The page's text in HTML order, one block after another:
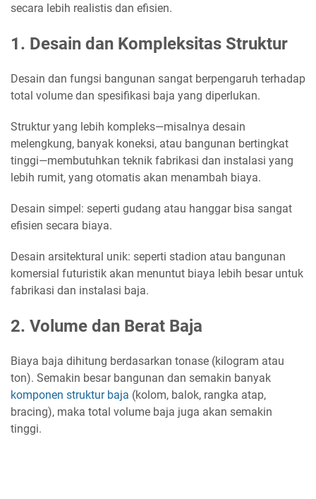
secara lebih realistis dan efisien.
1. Desain dan Kompleksitas Struktur
Desain dan fungsi bangunan sangat berpengaruh terhadap
total volume dan spesifikasi baja yang diperlukan.
Struktur yang lebih kompleks—misalnya desain
melengkung, banyak koneksi, atau bangunan bertingkat
tinggi—membutuhkan teknik fabrikasi dan instalasi yang
lebih rumit, yang otomatis akan menambah biaya.
Desain simpel: seperti gudang atau hanggar bisa sangat
efisien secara biaya.
Desain arsitektural unik: seperti stadion atau bangunan
komersial futuristik akan menuntut biaya lebih besar untuk
fabrikasi dan instalasi baja.
2. Volume dan Berat Baja
Biaya baja dihitung berdasarkan tonase (kilogram atau
ton). Semakin besar bangunan dan semakin banyak
komponen struktur baja (kolom, balok, rangka atap,
bracing), maka total volume baja juga akan semakin
tinggi.